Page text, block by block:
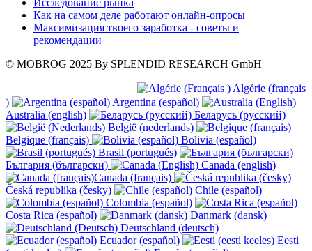
Исследование рынка
Как на самом деле работают онлайн-опросы
Максимизация твоего заработка - советы и
рекомендации
© MOBROG 2025 By SPLENDID RESEARCH GmbH
Algérie (français
)
Argentina (español)
Australia (english)
Беларусь (русский)
België (nederlands)
Belgique (français)
Bolivia (español)
Brasil (portugués)
България (български)
Canada (english)
Canada (français)
Česká republika (česky)
Chile (español)
Colombia (español)
Costa Rica (español)
Danmark (dansk)
Deutschland (deutsch)
Ecuador (español)
Eesti